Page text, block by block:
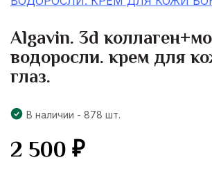
Algavin. 3d
водоросли. крем для
глаз.
В наличии - 878 шт.
2 500₽